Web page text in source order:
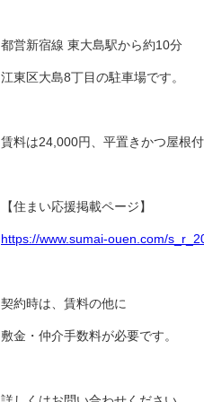
都営新宿線 東大島駅から約10分
江東区大島8丁目の駐車場です。
賃料は24,000円、平置きかつ屋根
【住まい応援掲載ページ】
https://www.sumai-ouen.com/
契約時は、賃料の他に
敷金・仲介手数料が必要です。